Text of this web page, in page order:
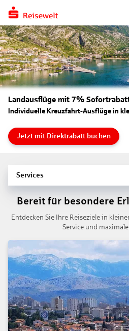
Landausflüge mit 7%
Individuelle Kreuzfahrt-Ausflüge in
Jetzt mit Direktrabatt buchen
Services
Bereit für besondere
Entdecken Sie Ihre Reiseziele in
Service und